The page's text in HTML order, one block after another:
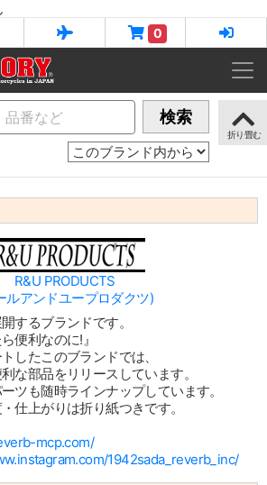
0
検索
R&U PRODUCTS
ルアンドユープロダクツ)
するブランドです。
便利なのに!』
したこのブランドでは、
な部品をリリースしています。
ツも随時ラインナップしています。
仕上がりは折り紙つきです。
mcp.com/
1942sada_reverb_inc/